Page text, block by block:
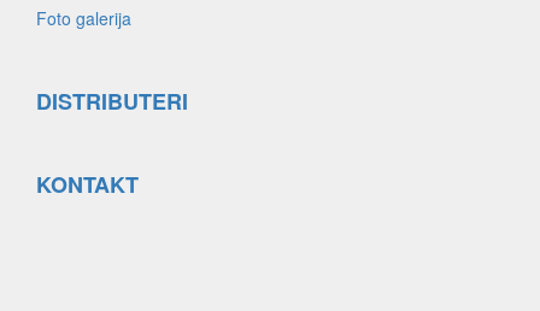
Foto galerija
DISTRIBUTERI
KONTAKT